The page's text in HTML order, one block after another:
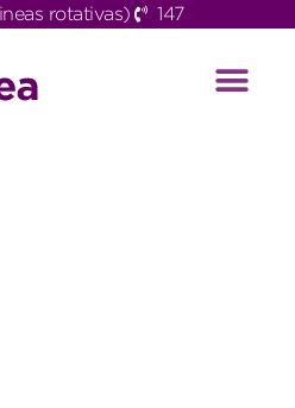
rotativas) 147